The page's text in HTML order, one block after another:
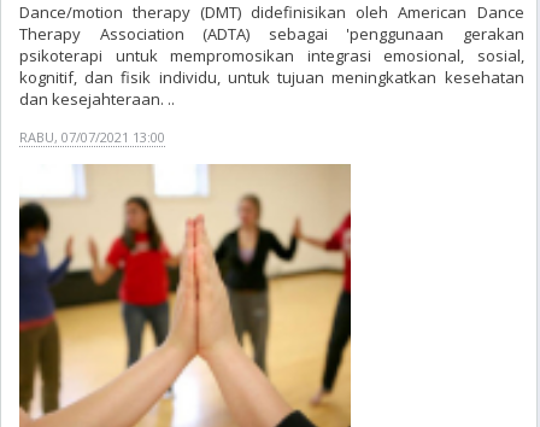
Dance/motion therapy (DMT) didefinisikan oleh American Dance
Therapy Association (ADTA) sebagai 'penggunaan gerakan
psikoterapi untuk mempromosikan integrasi emosional, sosial,
kognitif, dan fisik individu, untuk tujuan meningkatkan kesehatan
dan kesejahteraan. ..
RABU, 07/07/2021 13:00